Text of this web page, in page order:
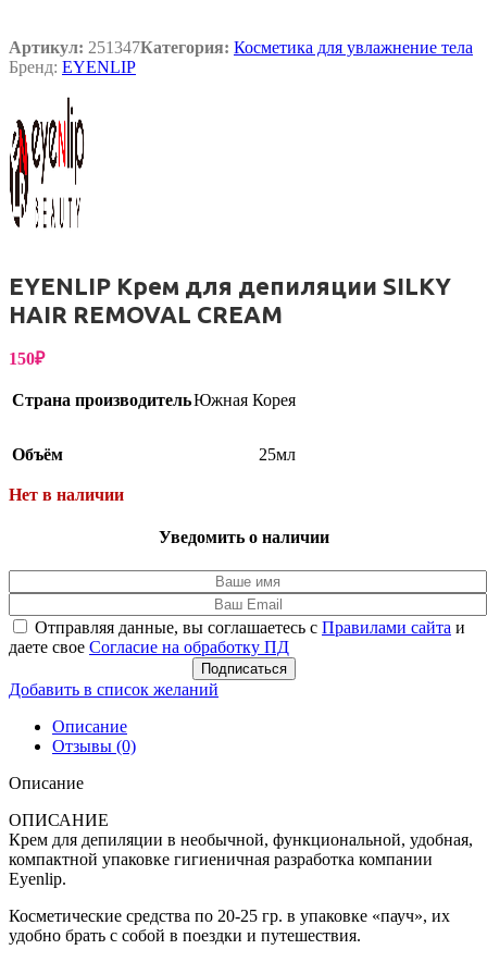
Артикул: 251347Категория: Косметика для увлажнение тела
Бренд: EYENLIP
EYENLIP Крем для депиляции SILKY
HAIR REMOVAL CREAM
150₽
Страна производительЮжная Корея
Объём 25мл
Нет в наличии
Уведомить о наличии
Отправляя данные, вы соглашаетесь с Правилами сайта и
даете свое Согласие на обработку ПД
Подписаться
Добавить в список желаний
Описание
Отзывы (0)
Описание
ОПИСАНИЕ
Крем для депиляции в необычной, функциональной, удобная,
компактной упаковке гигиеничная разработка компании
Eyenlip.
Косметические средства по 20-25 гр. в упаковке «пауч», их
удобно брать с собой в поездки и путешествия.